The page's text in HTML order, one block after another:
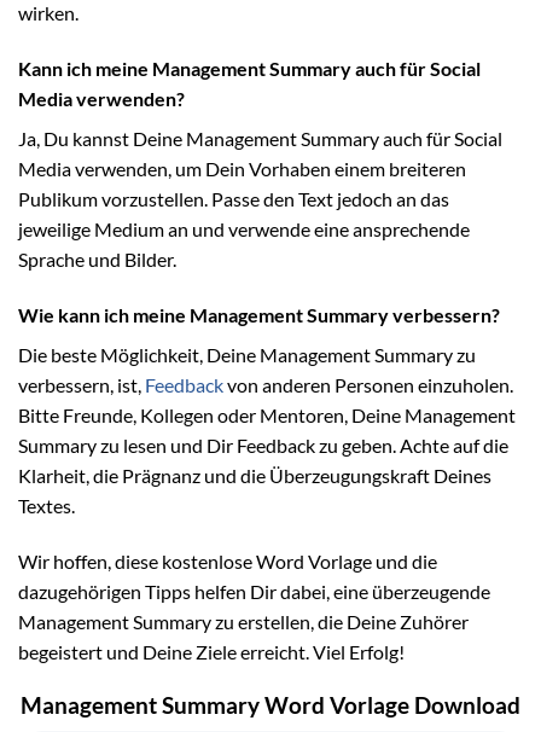
wirken.
Kann ich meine Management Summary auch für Social
Media verwenden?
Ja, Du kannst Deine Management Summary auch für Social
Media verwenden, um Dein Vorhaben einem breiteren
Publikum vorzustellen. Passe den Text jedoch an das
jeweilige Medium an und verwende eine ansprechende
Sprache und Bilder.
Wie kann ich meine Management Summary verbessern?
Die beste Möglichkeit, Deine Management Summary zu
verbessern, ist, Feedbackvon anderen Personen einzuholen.
Bitte Freunde, Kollegen oder Mentoren, Deine Management
Summary zu lesen und Dir Feedback zu geben. Achte auf die
Klarheit, die Prägnanz und die Überzeugungskraft Deines
Textes.
Wir hoffen, diese kostenlose Word Vorlage und die
dazugehörigen Tipps helfen Dir dabei, eine überzeugende
Management Summary zu erstellen, die Deine Zuhörer
begeistert und Deine Ziele erreicht. Viel Erfolg!
Management Summary Word Vorlage Download